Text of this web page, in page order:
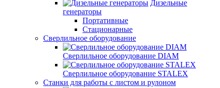
Дизельные
генераторы
Портативные
Стационарные
Сверлильное оборудование
Сверлильное оборудование DIAM
Сверлильное оборудование STALEX
Станки для работы с листом и рулоном